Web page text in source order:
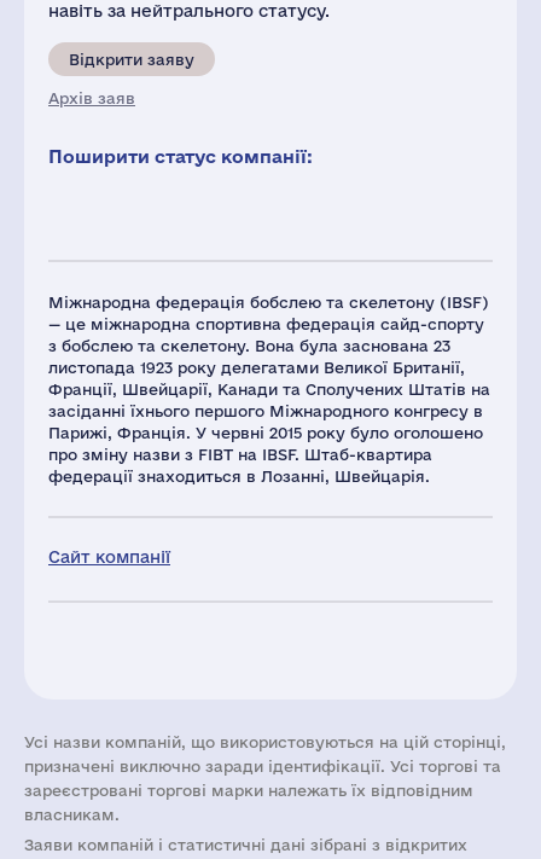
Міжнародна федерація бобслею та скелетону (IBSF)
— це міжнародна спортивна федерація сайд-спорту
з бобслею та скелетону. Вона була заснована 23
листопада 1923 року делегатами Великої Британії,
Франції, Швейцарії, Канади та Сполучених Штатів на
засіданні їхнього першого Міжнародного конгресу в
Парижі, Франція. У червні 2015 року було оголошено
про зміну назви з FIBT на IBSF. Штаб-квартира
федерації знаходиться в Лозанні, Швейцарія.
Сайт компанії
навіть за нейтрального статусу.
Відкрити заяву
Архів заяв
Поширити статус компанії:
Усі назви компаній, що використовуються на цій сторінці,
призначені виключно заради ідентифікації. Усі торгові та
зареєстровані торгові марки належать їх відповідним
власникам.
Заяви компаній i статистичні дані зібрані з відкритих